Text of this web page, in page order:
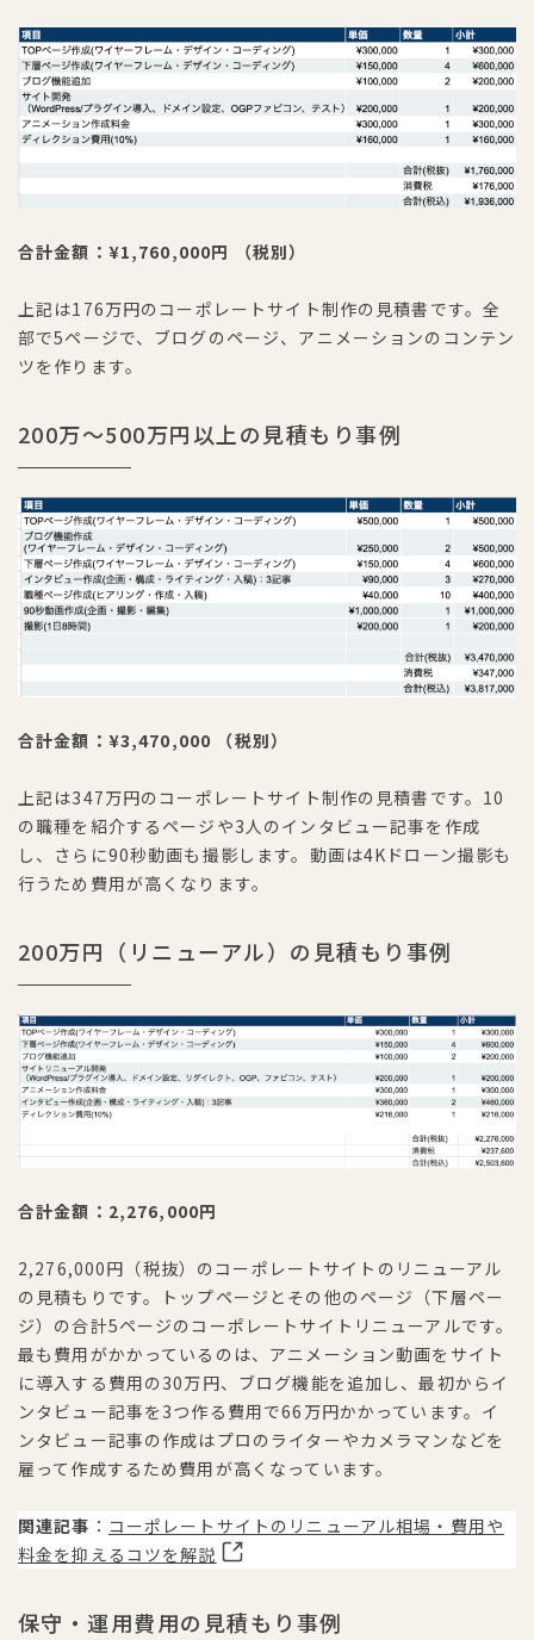
合計金額：¥1,760,000円 （税別）
上記は176万円のコーポレートサイト制作の見積書です。全
部で5ページで、ブログのページ、アニメーションのコンテン
ツを作ります。
200万〜500万円以上の見積もり事例
合計金額：¥3,470,000 （税別）
上記は347万円のコーポレートサイト制作の見積書です。10
の職種を紹介するページや3人のインタビュー記事を作成
し、さらに90秒動画も撮影します。動画は4Kドローン撮影も
行うため費用が高くなります。
200万円（リニューアル）の見積もり事例
合計金額：2,276,000円
2,276,000円（税抜）のコーポレートサイトのリニューアル
の見積もりです。トップページとその他のページ（下層ペー
ジ）の合計5ページのコーポレートサイトリニューアルです。
最も費用がかかっているのは、アニメーション動画をサイト
に導入する費用の30万円、ブログ機能を追加し、最初からイ
ンタビュー記事を3つ作る費用で66万円かかっています。イ
ンタビュー記事の作成はプロのライターやカメラマンなどを
雇って作成するため費用が高くなっています。
関連記事 ： コーポレートサイトのリニューアル相場・費用や
料金を抑えるコツを解説
保守・運用費用の見積もり事例